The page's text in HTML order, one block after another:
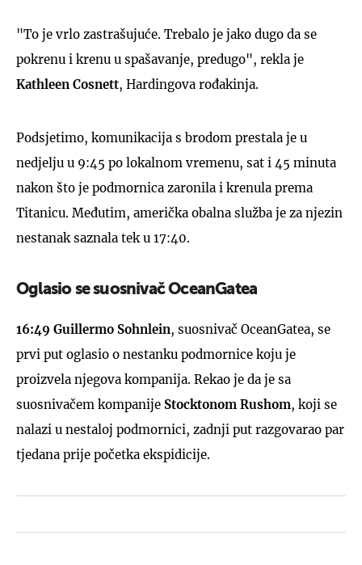
"To je vrlo zastrašujuće. Trebalo je jako dugo da se
pokrenu i krenu u spašavanje, predugo", rekla je
Kathleen Cosnett, Hardingova rođakinja.
Podsjetimo, komunikacija s brodom prestala je u
nedjelju u 9:45 po lokalnom vremenu, sat i 45 minuta
nakon što je podmornica zaronila i krenula prema
Titanicu. Međutim, američka obalna služba je za njezin
nestanak saznala tek u 17:40.
Oglasio se suosnivač OceanGatea
16:49 Guillermo Sohnlein, suosnivač OceanGatea, se
prvi put oglasio o nestanku podmornice koju je
proizvela njegova kompanija. Rekao je da je sa
suosnivačem kompanije Stocktonom Rushom, koji se
nalazi u nestaloj podmornici, zadnji put razgovarao par
tjedana prije početka ekspidicije.